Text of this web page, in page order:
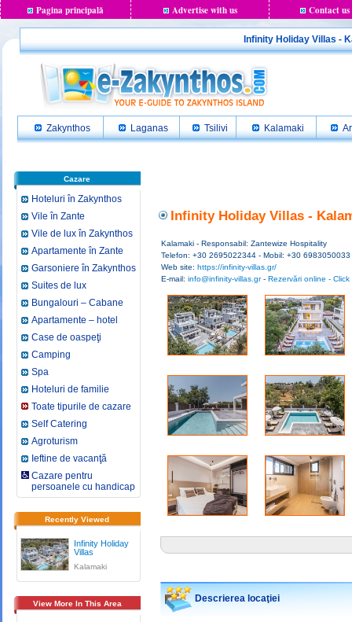
Pagina principală Advertise with us Contact us
Infinity ​Holiday Villas -
Zakynthos Laganas Tsilivi Kalamaki
Cazare
Hoteluri în Zakynthos
Vile în Zante
Vile de lux în Zakynthos
Apartamente în Zante
Garsoniere în Zakynthos
Suites de lux
Bungalouri – Cabane
Apartamente – hotel
Case de oaspeţi
Camping
Spa
Hoteluri de familie
Toate tipurile de cazare
Self Catering
Agroturism
Ieftine de vacanţă
Cazare pentru
persoanele cu handicap
Recently Viewed
Infinity ​Holiday
Villas
Kalamaki
View More In This Area
Infinity ​Holiday Villas -
Kalamaki - Responsabil: Zantewize Hospitality
Telefon: +30 2695022344 - Mobil: +30 6983050033
Web site: https://infinity-villas.gr/
E-mail: info@infinity-villas.gr- Rezervări online - Click
Descrierea locaţiei